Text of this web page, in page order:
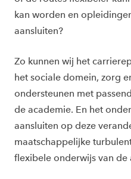
kan worden en
aansluiten?
Zo kunnen wij het
het sociale domein, zorg
ondersteunen met
de academie. En het
aansluiten op deze
maatschappelijke
flexibele onderwijs van de